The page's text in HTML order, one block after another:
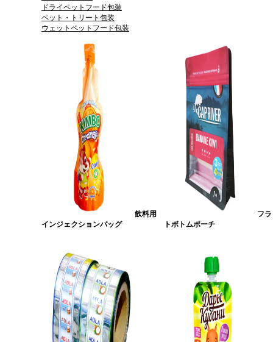
ドライペットフード包装
ペット・トリート包装
ウェットペットフード包装
飲料用
インジェクションバッグ
フ
トボトムポーチ